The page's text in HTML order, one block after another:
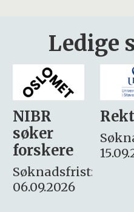
Ledige
Rektor
Søknadsfrist:
15.09.2026